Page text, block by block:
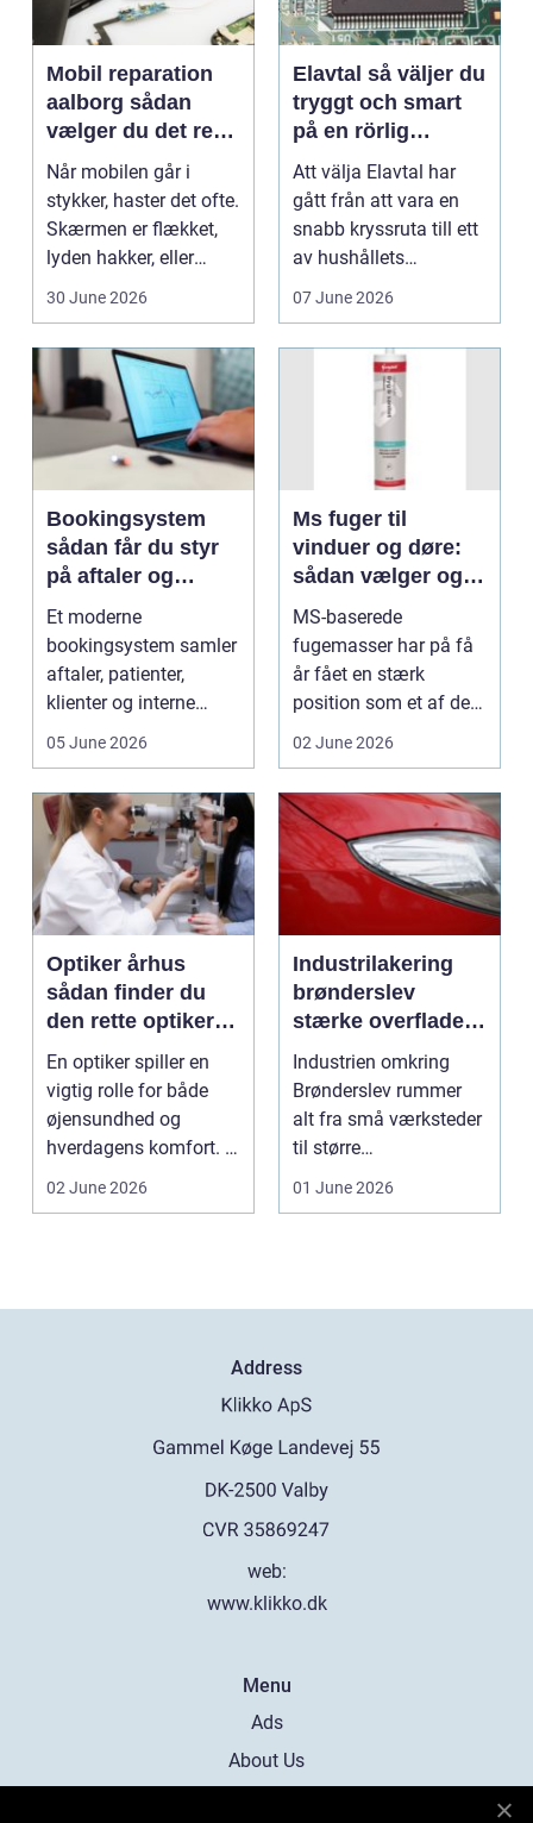
Mobil reparation
aalborg sådan
vælger du det rette
værksted
Når mobilen går i
stykker, haster det ofte.
Skærmen er flækket,
lyden hakker, eller
30 June 2026
Elavtal så väljer du
tryggt och smart
på en rörlig
elmarknad
Att välja Elavtal har
gått från att vara en
snabb kryssruta till ett
av hushållets
07 June 2026
Bookingsystem
sådan får du styr
på aftaler og
arbejdsgange
Et moderne
bookingsystem samler
aftaler, patienter,
klienter og interne
05 June 2026
Ms fuger til
vinduer og døre:
sådan vælger og
bruger du dem
rigtigt
MS-baserede
fugemasser har på få
år fået en stærk
position som et af de
02 June 2026
Optiker århus
sådan finder du
den rette optiker i
byen
En optiker spiller en
vigtig rolle for både
øjensundhed og
hverdagens komfort. I
02 June 2026
Industrilakering
brønderslev
stærke overflader
til industri og
erhverv
Industrien omkring
Brønderslev rummer
alt fra små værksteder
til større
01 June 2026
Address
web:
www.klikko.dk
Menu
Ads
About Us